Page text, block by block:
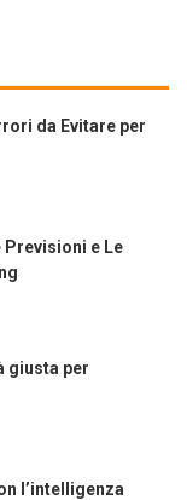
da Evitare per
e Le
giusta per
l’intelligenza